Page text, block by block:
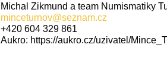
Michal Zikmund a team Numismatiky
minceturnov@seznam.cz
+420 604 329 861
Aukro: https://aukro.cz/uzivatel/